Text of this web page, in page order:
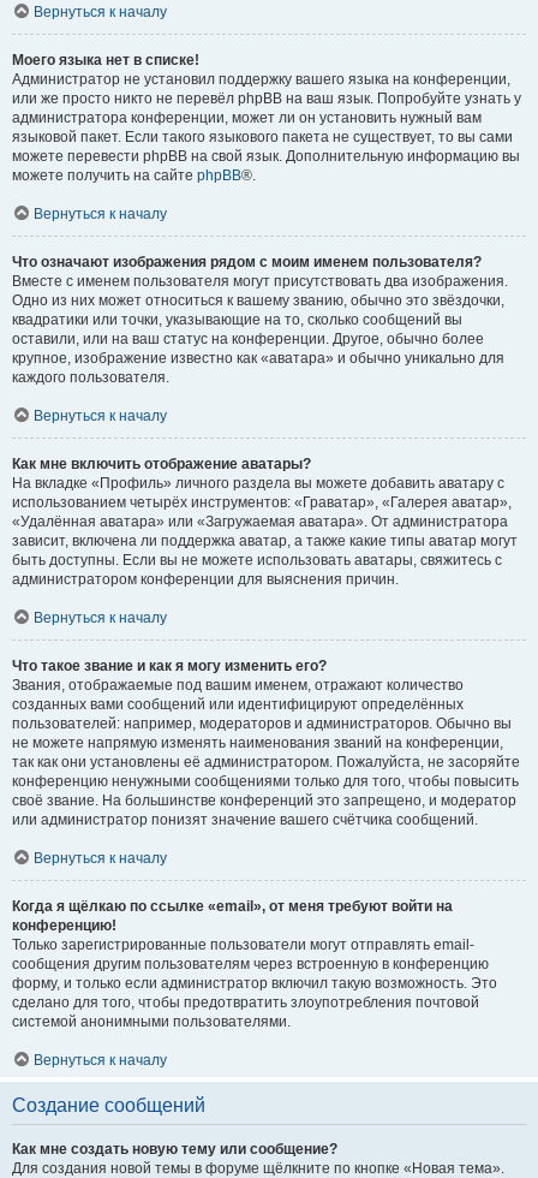
Вернуться к началу
Моего языка нет в списке!
Администратор не установил поддержку вашего языка на конференции,
или же просто никто не перевёл phpBB на ваш язык. Попробуйте узнать у
администратора конференции, может ли он установить нужный вам
языковой пакет. Если такого языкового пакета не существует, то вы сами
можете перевести phpBB на свой язык. Дополнительную информацию вы
можете получить на сайте phpBB®.
Вернуться к началу
Что означают изображения рядом с моим именем пользователя?
Вместе с именем пользователя могут присутствовать два изображения.
Одно из них может относиться к вашему званию, обычно это звёздочки,
квадратики или точки, указывающие на то, сколько сообщений вы
оставили, или на ваш статус на конференции. Другое, обычно более
крупное, изображение известно как «аватара» и обычно уникально для
каждого пользователя.
Вернуться к началу
Как мне включить отображение аватары?
На вкладке «Профиль» личного раздела вы можете добавить аватару с
использованием четырёх инструментов: «Граватар», «Галерея аватар»,
«Удалённая аватара» или «Загружаемая аватара». От администратора
зависит, включена ли поддержка аватар, а также какие типы аватар могут
быть доступны. Если вы не можете использовать аватары, свяжитесь с
администратором конференции для выяснения причин.
Вернуться к началу
Что такое звание и как я могу изменить его?
Звания, отображаемые под вашим именем, отражают количество
созданных вами сообщений или идентифицируют определённых
пользователей: например, модераторов и администраторов. Обычно вы
не можете напрямую изменять наименования званий на конференции,
так как они установлены её администратором. Пожалуйста, не засоряйте
конференцию ненужными сообщениями только для того, чтобы повысить
своё звание. На большинстве конференций это запрещено, и модератор
или администратор понизят значение вашего счётчика сообщений.
Вернуться к началу
Когда я щёлкаю по ссылке «email», от меня требуют войти на
конференцию!
Только зарегистрированные пользователи могут отправлять email-
сообщения другим пользователям через встроенную в конференцию
форму, и только если администратор включил такую возможность. Это
сделано для того, чтобы предотвратить злоупотребления почтовой
системой анонимными пользователями.
Вернуться к началу
Создание сообщений
Как мне создать новую тему или сообщение?
Для создания новой темы в форуме щёлкните по кнопке «Новая тема».